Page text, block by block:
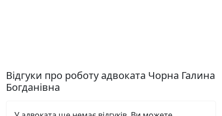
Відгуки про роботу адвоката Чорна Галина
Богданівна